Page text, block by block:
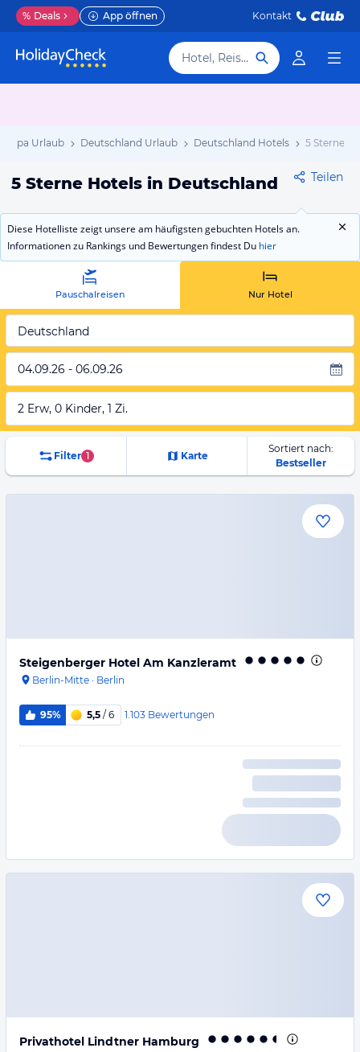
% Deals App öffnen Kontakt
Hotel, Reiseziel
Urlaub Deutschland Urlaub Deutschland Hotels 5 Sterne
5 Sterne Hotels in Deutschland Teilen
Diese Hotelliste zeigt unsere am häufigsten gebuchten Hotels an.
Informationen zu Rankings und Bewertungen findest Du hier
Pauschalreisen Nur Hotel
Deutschland
04.09.26 - 06.09.26
2 Erw, 0 Kinder, 1 Zi.
Filter 1 Karte
Sortiert nach:
Bestseller
Steigenberger Hotel Am Kanzleramt
Berlin-Mitte · Berlin
95% 5,5 / 6 1.103 Bewertungen
Privathotel Lindtner Hamburg